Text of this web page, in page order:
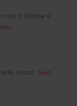
o Ganhe e
social. Seja